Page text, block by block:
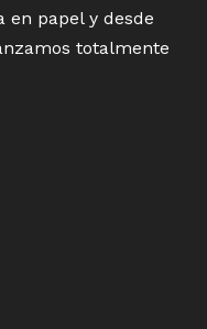
en papel y desde
totalmente